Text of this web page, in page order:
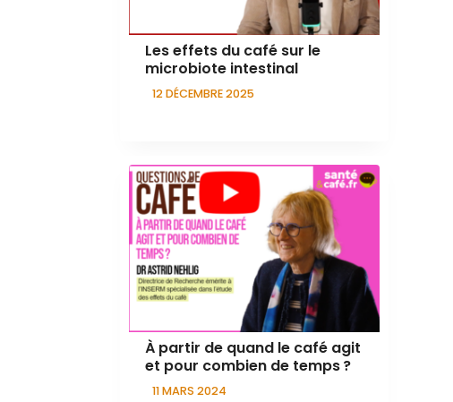
Les effets du café sur le
microbiote intestinal
12 DÉCEMBRE 2025
À partir de quand le café agit
et pour combien de temps ?
11 MARS 2024